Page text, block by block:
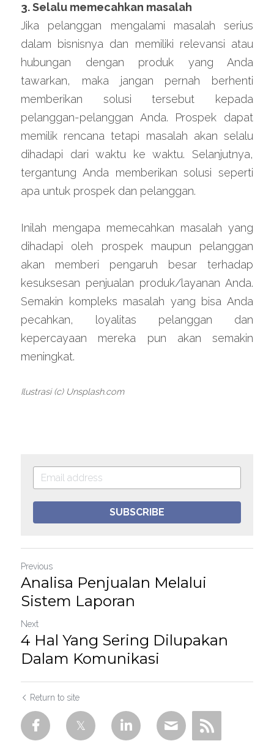
3. Selalu memecahkan masalah
Jika pelanggan mengalami masalah serius
dalam bisnisnya dan memiliki relevansi atau
hubungan dengan produk yang Anda
tawarkan, maka jangan pernah berhenti
memberikan solusi tersebut kepada
pelanggan-pelanggan Anda. Prospek dapat
memilik rencana tetapi masalah akan selalu
dihadapi dari waktu ke waktu. Selanjutnya,
tergantung Anda memberikan solusi seperti
apa untuk prospek dan pelanggan.
Inilah mengapa memecahkan masalah yang
dihadapi oleh prospek maupun pelanggan
akan memberi pengaruh besar terhadap
kesuksesan penjualan produk/layanan Anda.
Semakin kompleks masalah yang bisa Anda
pecahkan, loyalitas pelanggan dan
kepercayaan mereka pun akan semakin
meningkat.
Ilustrasi (c) Unsplash.com
SUBSCRIBE
Previous
Analisa Penjualan Melalui
Sistem Laporan
Next
4 Hal Yang Sering Dilupakan
Dalam Komunikasi
Return to site